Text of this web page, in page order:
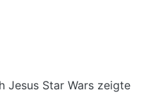
Jesus Star Wars zeigte